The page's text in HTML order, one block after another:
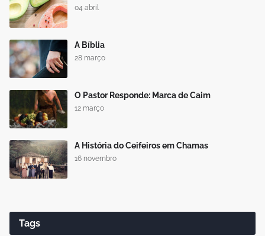
04 abril
A Bíblia
28 março
O Pastor Responde: Marca de Caim
12 março
A História do Ceifeiros em Chamas
16 novembro
Tags